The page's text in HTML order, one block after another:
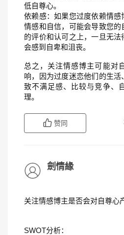
低自尊心。
依赖感：如果您过度依赖情感
情感和自信，可能会导致您的
的评价和认可之上，一旦无法
会感到自卑和沮丧。
总之，关注情感博主可能对
响，因为过度迷恋他们的生活
致不满足感、比较与竞争、
理。
赞同
劍情緣
关注情感博主是否会对自尊心
SWOT分析：